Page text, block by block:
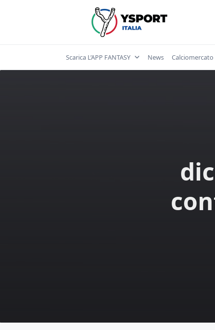
Scarica L’APP FANTASY News Calciomercato